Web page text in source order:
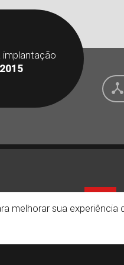
melhorar sua